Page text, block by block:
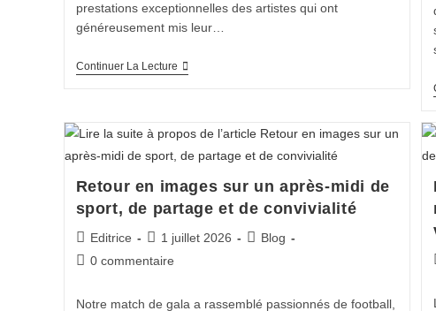
prestations exceptionnelles des artistes qui ont
généreusement mis leur…
Continuer La Lecture
Retour en images sur un après-midi de
sport, de partage et de convivialité
Editrice 1 juillet 2026
Blog
0 commentaire
Notre match de gala a rassemblé passionnés de football,